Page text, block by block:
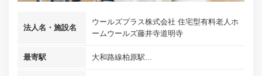
法人名・施設名
ウールズプラス株式会社 住宅型有料老人ホ
ームウールズ藤井寺道明寺
最寄駅 大和路線柏原駅...